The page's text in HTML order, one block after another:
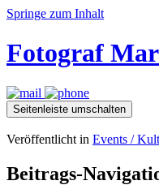
Springe zum Inhalt
Fotograf
Seitenleiste umschalten
Veröffentlicht in Events /
Beitrags-